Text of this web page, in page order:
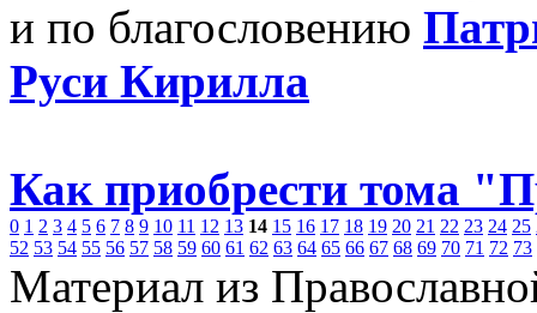
и по благословению
Руси Кирилла
Как приобрести тома
0 1 2 3 4 5 6 7 8 9 10 11 12 13 14 15 16 17 18 19 20 21 22 23 24 25
52 53 54 55 56 57 58 59 60 61 62 63 64 65 66 67 68 69 70 71 72 73
Материал из